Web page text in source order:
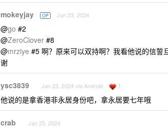
mokeyjay OP Jan 23, 2024
@go #2
@ZeroClover #8
@mrziye #5 啊？原来可以双持啊？我看他说的信
谢
ysc3839 Jan 23, 2024 via Android 1
他说的是拿香港非永居身份吧，拿永居要七年哦
crab Jan 23, 2024